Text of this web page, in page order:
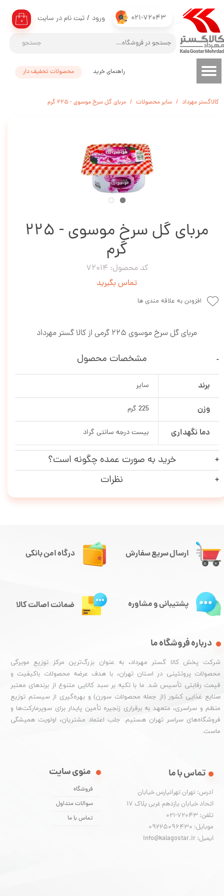
021-72043
جستجو
۰ ورود / ثبت نام در سایت
حساب کاربری من
تغییر گذر واژه
سفارشات
محصولات تحفیف دار راهنمای خرید
کالاگستر مهرداد سایر محصولات مربای گل سرخ موسوی - 225 گرم
مربای گل سرخ موسوی - 225
گرم
کد محصول: 72014
تماس بگیرید
افزودن به علاقه مندی ها
مربای گل سرخ موسوی 225 گرمی از کالا گستر مهرداد
مشخصات محصول
برند سایر
وزن 225 گرم
دما نگهداری بیست درجه سانتی گراد
خرید به صورت عمده چگونه است؟
نظرات
ارسال سریع سفارش
درباره فروشگاه ما
شرکت پخش کالا گستر مهرداد، به عنوان بزرگ‌ترین مرکز توزیع مویرگی
محصولات پروتئینی در استان تهران، با هدف عرضه محصولات باکیفیت و
قیمت رقابتی تأسیس شد. ما با تکیه بر سبد کالایی متنوع از برندهای معتبر
صنایع غذایی کشور (از جمله محصولات سورن) و بهره‌گیری از سیستم توزیع
منظم و سراسری، متعهد به برقراری زنجیره تأمین پایدار برای سوپرمارکت‌ها و
فروشگاه‌های سراسر تهران هستیم. جلب اعتماد مشتریان، اولویت همیشگی
ماست.
منوی سایت
فروشگاه
سوالات متداول
تماس با ما
تماس با ما
آدرس: تهران تهرانپارس خیابان
اتحاد خیابان یازدهم غربی پلاک ۱۷
تلفن: 72043-021
موبایل: 09225096430
ایمیل: info@kalagostar.ir
درگاه امن بانکی
پشتیبانی و مشاوره ضمانت اصالت کالا